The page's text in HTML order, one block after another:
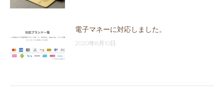
電子マネーに対応しました。
2020年8月10日